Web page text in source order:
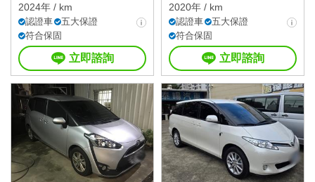
2024年 / km
認證車
五大保證
符合保固
立即諮詢
2020年 / km
認證車
五大保證
符合保固
立即諮詢